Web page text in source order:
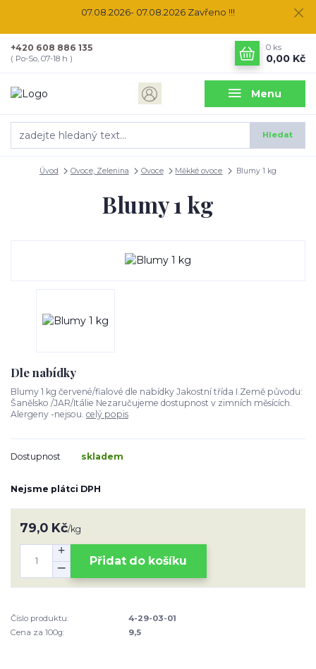
07.08.2026- 07.08.2026 Zavřeno !!!
Menu
Hledat
+420 608 886 135
( Po-So, 07-18 h )
0 ks
0,00 Kč
Úvod Ovoce, Zelenina Ovoce Měkké ovoce Blumy 1 kg
Blumy 1 kg
Dle nabídky
Blumy 1 kg červené/fialové dle nabídky Jakostní třída I.Země původu:
Šanělsko /JAR/Itálie Nezaručujeme dostupnost v zimních měsících.
Alergeny -nejsou. celý popis
Dostupnost skladem
Nejsme plátci DPH
79,0 Kč/kg
Přidat do košíku
Číslo produktu:
4-29-03-01
Cena za 100g:
9,5